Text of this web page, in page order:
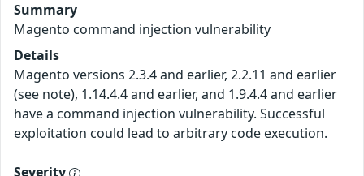
Summary
Magento command injection vulnerability
Details
Magento versions 2.3.4 and earlier, 2.2.11 and earlier
(see note), 1.14.4.4 and earlier, and 1.9.4.4 and earlier
have a command injection vulnerability. Successful
exploitation could lead to arbitrary code execution.
Severity